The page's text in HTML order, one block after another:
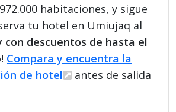
habitaciones, y sigue
tu hotel en Umiujaq al
con descuentos de hasta el
Compara y encuentra la
de hotel
antes de salida